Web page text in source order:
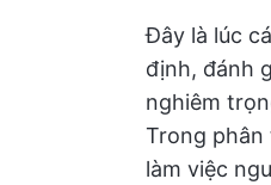
Đây là lúc
định, đánh
nghiêm
Trong phân
làm việc